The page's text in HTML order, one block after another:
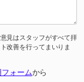
見はスタッフがすべて拝
改善を行ってまいりま
ォームから